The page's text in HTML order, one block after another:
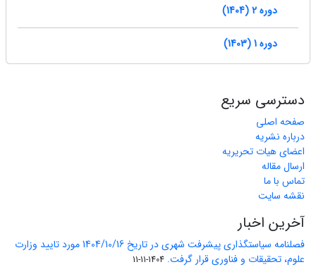
دوره 2 (1404)
دوره 1 (1403)
دسترسی سریع
صفحه اصلی
درباره نشریه
اعضای هیات تحریریه
ارسال مقاله
تماس با ما
نقشه سایت
آخرین اخبار
فصلنامه سیاستگذاری پیشرفت شهری در تاریخ 1404/10/16 مورد تایید وزارت
علوم، تحقیقات و فناوری قرار گرفت. 1404-11-11